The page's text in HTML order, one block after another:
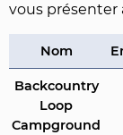
vous présenter
Nom
Backcountry
Loop
Campground